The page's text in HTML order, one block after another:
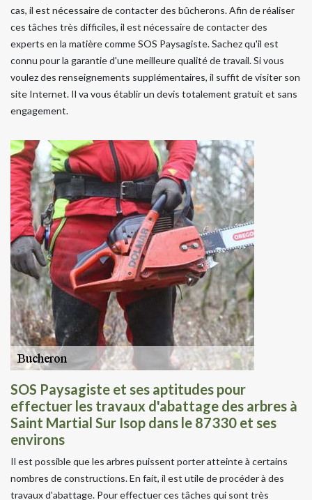
cas, il est nécessaire de contacter des bûcherons. Afin de réaliser
ces tâches très difficiles, il est nécessaire de contacter des
experts en la matière comme SOS Paysagiste. Sachez qu'il est
connu pour la garantie d'une meilleure qualité de travail. Si vous
voulez des renseignements supplémentaires, il suffit de visiter son
site Internet. Il va vous établir un devis totalement gratuit et sans
engagement.
SOS Paysagiste et ses aptitudes pour
effectuer les travaux d'abattage des arbres à
Saint Martial Sur Isop dans le 87330 et ses
environs
Il est possible que les arbres puissent porter atteinte à certains
nombres de constructions. En fait, il est utile de procéder à des
travaux d'abattage. Pour effectuer ces tâches qui sont très